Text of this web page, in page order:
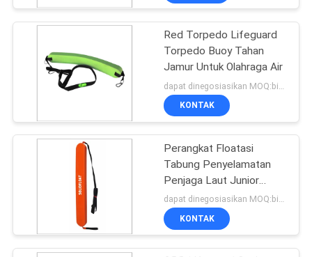
Penyelamatan
Penjaga Pantai
10
Red Torpedo Lifeguard
Torpedo Buoy Tahan
Jamur Untuk Olahraga Air
KONTAK
Perangkat Floatasi
Tabung Penyelamatan
Penjaga Laut Junior
Tidak Menurunkan Berat
Ringan
dapat dinegosiasikan MOQ:bisa dinegosiasikan
KONTAK